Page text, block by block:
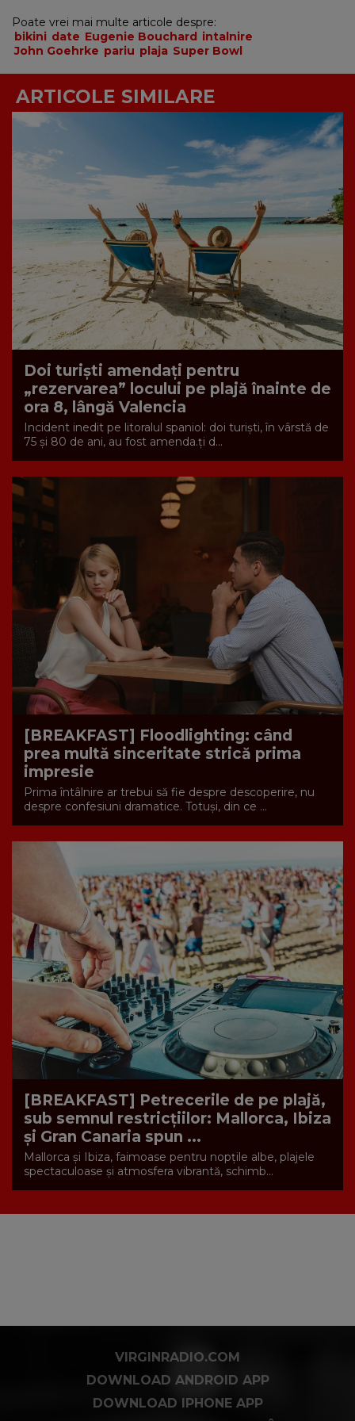
Poate vrei mai multe articole despre:
bikini date Eugenie Bouchard intalnire
John Goehrke pariu plaja Super Bowl
ARTICOLE SIMILARE
Doi turiști amendați pentru
„rezervarea” locului pe plajă înainte de
ora 8, lângă Valencia
Incident inedit pe litoralul spaniol: doi turiști, în vârstă de
75 și 80 de ani, au fost amenda.ți d...
[BREAKFAST] Floodlighting: când
prea multă sinceritate strică prima
impresie
Prima întâlnire ar trebui să fie despre descoperire, nu
despre confesiuni dramatice. Totuși, din ce ...
[BREAKFAST] Petrecerile de pe plajă,
sub semnul restricțiilor: Mallorca, Ibiza
și Gran Canaria spun ...
Mallorca și Ibiza, faimoase pentru nopțile albe, plajele
spectaculoase și atmosfera vibrantă, schimb...
VIRGINRADIO.COM
DOWNLOAD ANDROID APP
DOWNLOAD IPHONE APP